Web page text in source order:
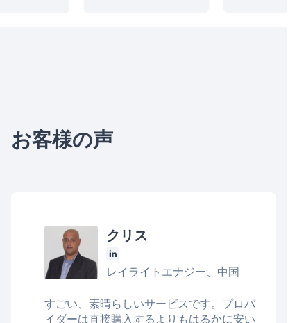
お客様の声
クリス
レイライトエナジー、中国
すごい、素晴らしいサービスです。プロバ
イダーは直接購入するよりもはるかに安い